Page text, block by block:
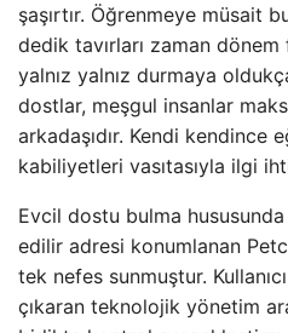
şaşırtır. Öğrenmeye müsait
dedik tavırları zaman
yalnız yalnız durmaya
dostlar, meşgul insanlar
arkadaşıdır. Kendi kendince
kabiliyetleri vasıtasıyla ilgi
Evcil dostu bulma hususunda
edilir adresi konumlanan
tek nefes sunmuştur.
çıkaran teknolojik yönetim